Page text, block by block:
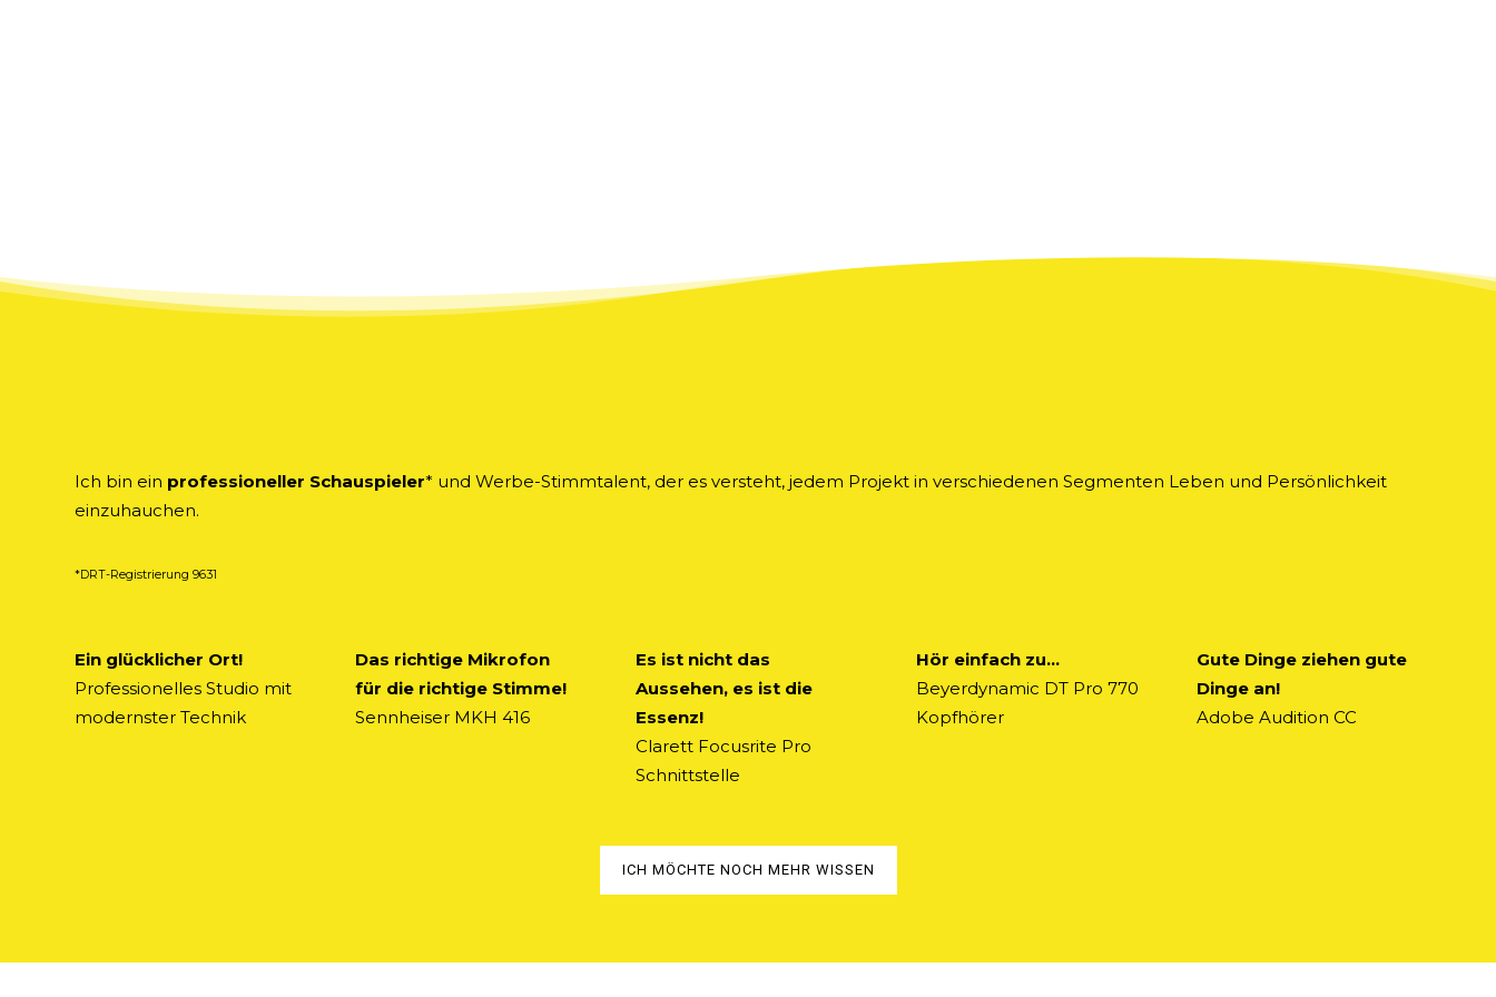
Ich bin ein professioneller Schauspieler* und Werbe-Stimmtalent, der es versteht, jedem Projekt in verschiedenen Segmenten Leben und Persönlichkeit
einzuhauchen.
*DRT-Registrierung 9631
Ein glücklicher Ort!
Professionelles Studio mit
modernster Technik
Das richtige Mikrofon
für die richtige Stimme!
Sennheiser MKH 416
Es ist nicht das
Aussehen, es ist die
Essenz!
Clarett Focusrite Pro
Schnittstelle
Hör einfach zu…
Beyerdynamic DT Pro 770
Kopfhörer
Gute Dinge ziehen gute
Dinge an!
Adobe Audition CC
ICH MÖCHTE NOCH MEHR WISSEN